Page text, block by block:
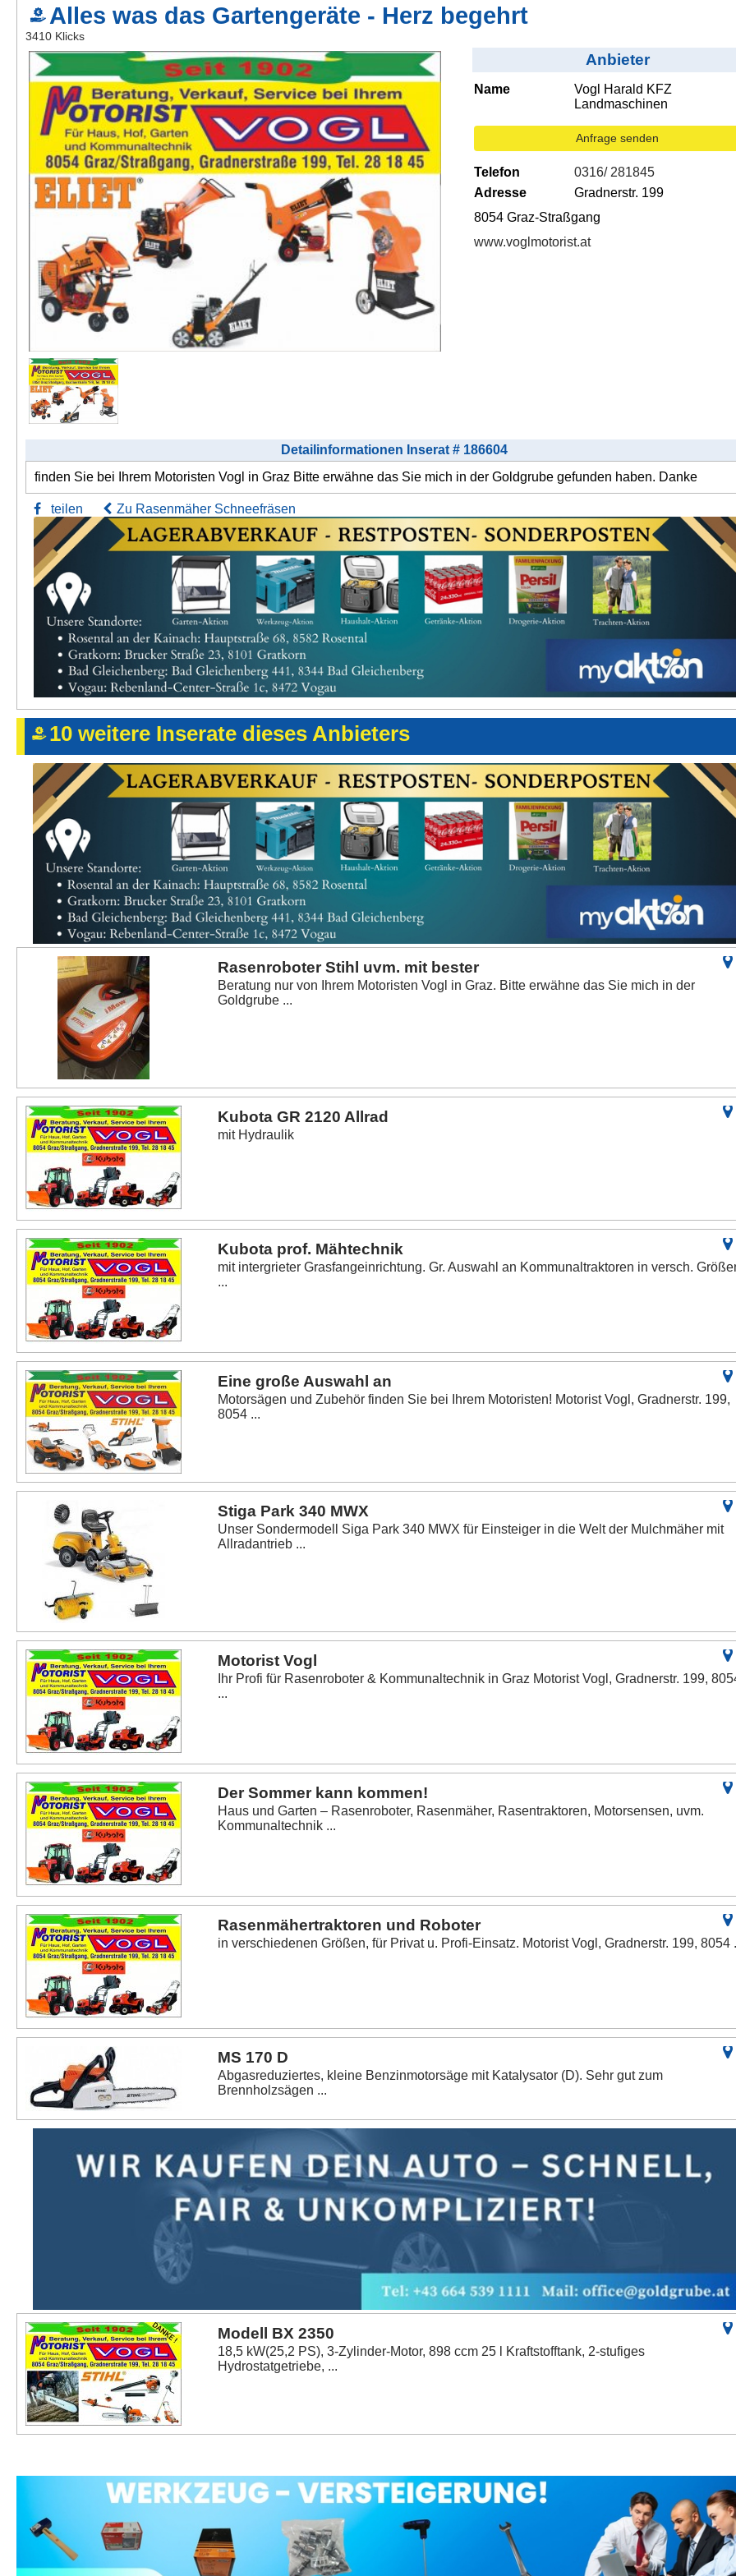
Kontakt
AGB, Nutzungsbedingungen
Impressum
Alles was das Gartengeräte - Herz begehrt
3410 Klicks
Anbieter
Name
Vogl Harald KFZ
Landmaschinen
Anfrage senden
Telefon
0316/ 281845
Adresse
Gradnerstr. 199
8054 Graz-Straßgang
www.voglmotorist.at
Detailinformationen Inserat # 186604
finden Sie bei Ihrem Motoristen Vogl in Graz Bitte erwähne das Sie mich in der Goldgrube gefunden haben. Danke
teilen Zu Rasenmäher Schneefräsen
10 weitere Inserate dieses Anbieters
Rasenroboter Stihl uvm. mit bester
Beratung nur von Ihrem Motoristen Vogl in Graz. Bitte erwähne das Sie mich in der
Goldgrube ...
Kubota GR 2120 Allrad
mit Hydraulik
Kubota prof. Mähtechnik
mit intergrieter Grasfangeinrichtung. Gr. Auswahl an Kommunaltraktoren in versch.
...
Eine große Auswahl an
Motorsägen und Zubehör finden Sie bei Ihrem Motoristen! Motorist Vogl, Gradnerstr. 199,
8054 ...
Stiga Park 340 MWX
Unser Sondermodell Siga Park 340 MWX für Einsteiger in die Welt der Mulchmäher mit
Allradantrieb ...
Motorist Vogl
Ihr Profi für Rasenroboter & Kommunaltechnik in Graz Motorist Vogl, Gradnerstr. 199,
...
Der Sommer kann kommen!
Haus und Garten – Rasenroboter, Rasenmäher, Rasentraktoren, Motorsensen, uvm.
Kommunaltechnik ...
Rasenmähertraktoren und Roboter
in verschiedenen Größen, für Privat u. Profi-Einsatz. Motorist Vogl, Gradnerstr. 199, 8054
MS 170 D
Abgasreduziertes, kleine Benzinmotorsäge mit Katalysator (D). Sehr gut zum
Brennholzsägen ...
Modell BX 2350
18,5 kW(25,2 PS), 3-Zylinder-Motor, 898 ccm 25 l Kraftstofftank, 2-stufiges
Hydrostatgetriebe, ...